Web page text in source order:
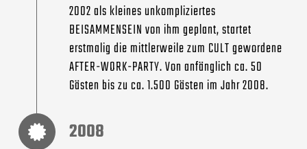
2002 als kleines unkompliziertes
BEISAMMENSEIN von ihm geplant, startet
erstmalig die mittlerweile zum CULT gewordene
AFTER-WORK-PARTY. Von anfänglich ca. 50
Gästen bis zu ca. 1.500 Gästen im Jahr 2008.
2008